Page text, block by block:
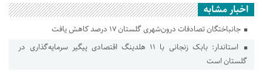
اخبار مشابه
جانباختگان تصادفات درون‌شهری گلستان ۱۷ درصد کاهش یافت
استاندار: بابک زنجانی با ۱۱ هلدینگ اقتصادی پیگیر سرمایه‌گذاری در
گلستان است